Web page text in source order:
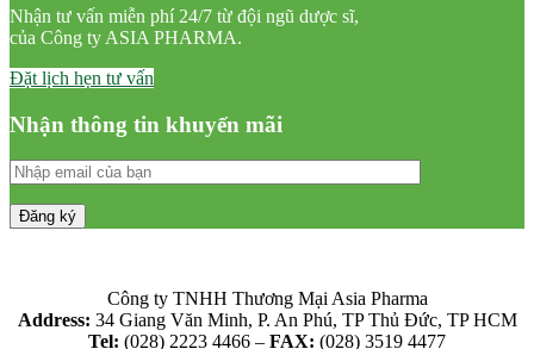
Nhận tư vấn miễn phí 24/7 từ đội ngũ dược sĩ,
của Công ty ASIA PHARMA.
Đặt lịch hẹn tư vấn
Nhận thông tin khuyến mãi
Công ty TNHH Thương Mại Asia Pharma
Address: 34 Giang Văn Minh, P. An Phú, TP Thủ Đức, TP HCM
Tel: (028) 2223 4466 – FAX: (028) 3519 4477